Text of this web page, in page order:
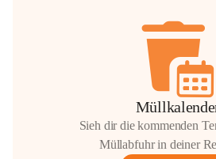
Sieh dir die kommenden
Müllabfuhr in deiner